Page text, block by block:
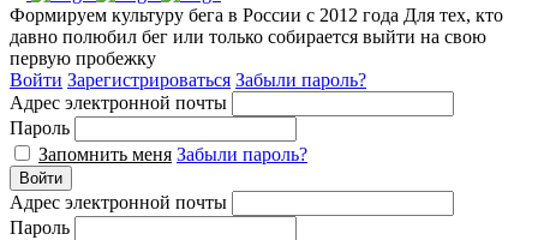
Формируем культуру бега в России с 2012 года Для тех, кто
давно полюбил бег или только собирается выйти на свою
первую пробежку
Войти Зарегистрироваться Забыли пароль?
Адрес электронной почты
Пароль
Запомнить меня Забыли пароль?
Войти
Адрес электронной почты
Пароль